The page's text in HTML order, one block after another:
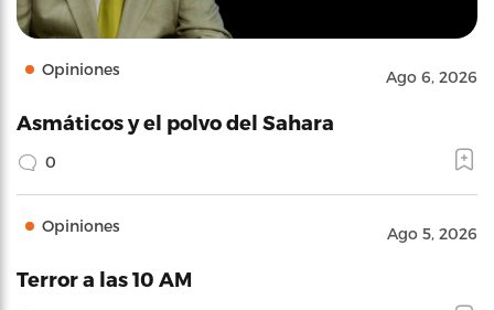
Opiniones Ago 6, 2026
Asmáticos y el polvo del Sahara
0
Opiniones Ago 5, 2026
Terror a las 10 AM